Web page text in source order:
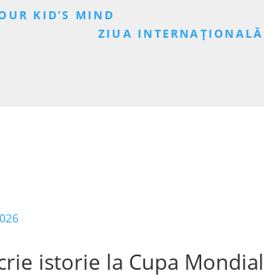
KID’S MIND
ZIUA
istorie la Cupa